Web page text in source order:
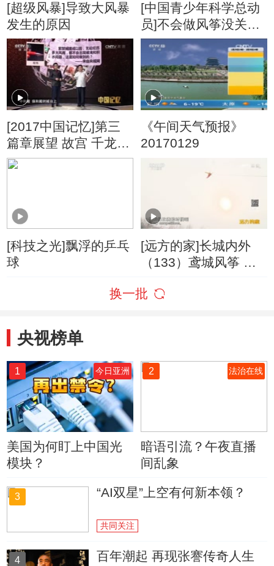
[超级风暴]导致大风暴
发生的原因
[中国青少年科学总动
员]不会做风筝没关
系！科学总动员告诉
你怎么能让风筝飞得
高
[2017中国记忆]第三
篇章展望 故宫 千龙吐
水
《午间天气预报》
20170129
[科技之光]飘浮的乒乓
球
[远方的家]长城内外
（133）鸢城风筝 花
换一批
央视榜单
1 今日亚洲
美国为何盯上中国光
模块？
2 法治在线
暗语引流？午夜直播
间乱象
3 “AI双星”上空有何新本领？
共同关注
4 百年潮起 再现张謇传奇人生